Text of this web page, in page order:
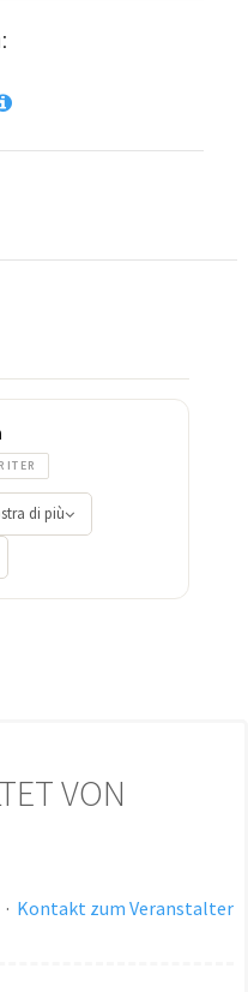
di più
VON
· Kontakt zum Veranstalter